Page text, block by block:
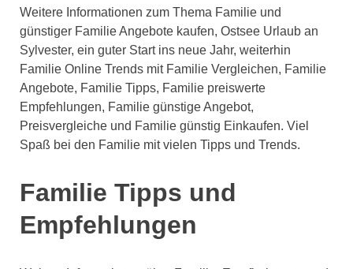
Weitere Informationen zum Thema Familie und
günstiger Familie Angebote kaufen, Ostsee Urlaub an
Sylvester, ein guter Start ins neue Jahr, weiterhin
Familie Online Trends mit Familie Vergleichen, Familie
Angebote, Familie Tipps, Familie preiswerte
Empfehlungen, Familie günstige Angebot,
Preisvergleiche und Familie günstig Einkaufen. Viel
Spaß bei den Familie mit vielen Tipps und Trends.
Familie Tipps und
Empfehlungen